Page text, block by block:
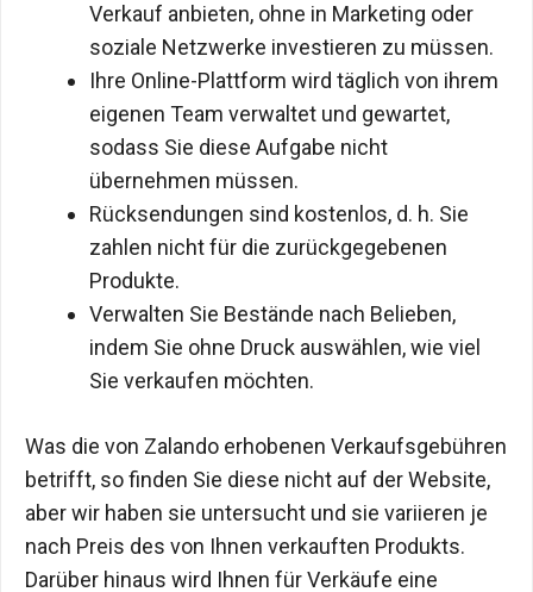
Verkauf anbieten, ohne in Marketing oder
soziale Netzwerke investieren zu müssen.
Ihre Online-Plattform wird täglich von ihrem
eigenen Team verwaltet und gewartet,
sodass Sie diese Aufgabe nicht
übernehmen müssen.
Rücksendungen sind kostenlos, d. h. Sie
zahlen nicht für die zurückgegebenen
Produkte.
Verwalten Sie Bestände nach Belieben,
indem Sie ohne Druck auswählen, wie viel
Sie verkaufen möchten.
Was die von Zalando erhobenen Verkaufsgebühren
betrifft, so finden Sie diese nicht auf der Website,
aber wir haben sie untersucht und sie variieren je
nach Preis des von Ihnen verkauften Produkts.
Darüber hinaus wird Ihnen für Verkäufe eine